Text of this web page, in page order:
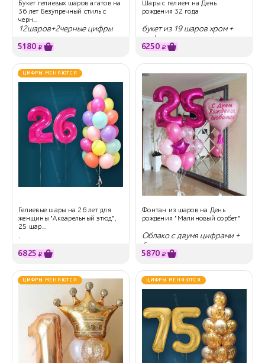
Букет гелиевых шаров агатов на
36 лет Безупречный стиль с
черн...
12шаров+2черные цифры
5180 ₽
Шары с гелием на День
рождения 32 года
букет из 19 шаров хром +
цифры
6250 ₽
ЦИФРЫ МЕНЯЮТСЯ
Гелиевые шары на 26 лет для
женщины "Акварельный этюд",
25 шар...
.
6825 ₽
Фонтан из шаров на День
рождения "Малиновый сорбет"
Облако с двумя цифрами +
большое сердце с надписью
5870 ₽
ЦИФРЫ МЕНЯЮТСЯ ЦИФРЫ МЕНЯЮТСЯ